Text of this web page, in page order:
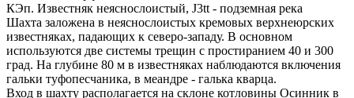
КЭп. Известняк неяснослоистый, J3tt - подземная река
Шахта заложена в неяснослоистых кремовых верхнеюрских
известняках, падающих к северо-западу. В основном
используются две системы трещин с простиранием 40 и 300
град. На глубине 80 м в известняках наблюдаются включения
гальки туфопесчаника, в меандре - галька кварца.
Вход в шахту располагается на склоне котловины Осинник в